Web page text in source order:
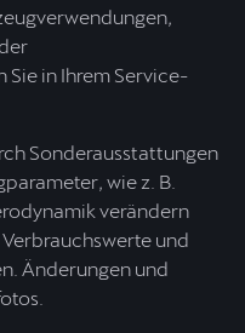
in Ihrem Service-
Sonderausstattungen
wie z. B.
verändern
und
Änderungen und